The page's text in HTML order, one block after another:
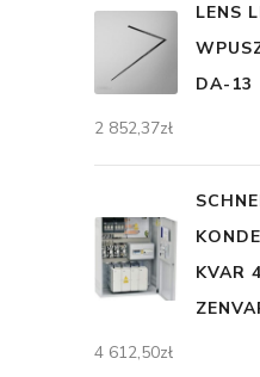
LENS
DA-13
2 852,37zł
KVAR
4 612,50zł